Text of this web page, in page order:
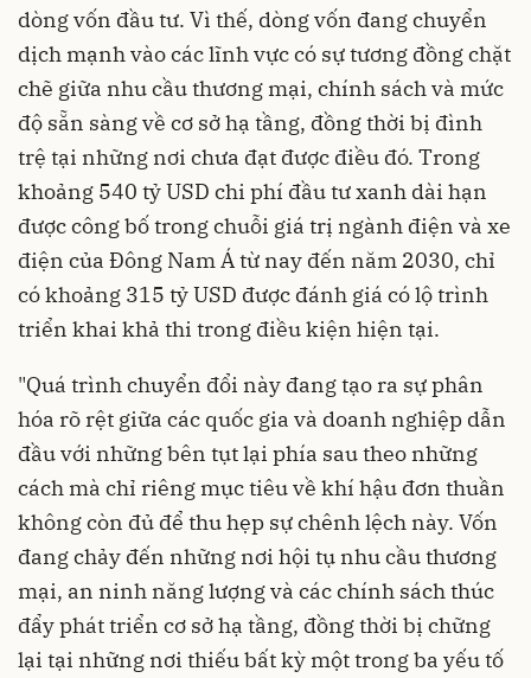
dòng vốn đầu tư. Vì thế, dòng vốn đang chuyển
dịch mạnh vào các lĩnh vực có sự tương đồng chặt
chẽ giữa nhu cầu thương mại, chính sách và mức
độ sẵn sàng về cơ sở hạ tầng, đồng thời bị đình
trệ tại những nơi chưa đạt được điều đó. Trong
khoảng 540 tỷ USD chi phí đầu tư xanh dài hạn
được công bố trong chuỗi giá trị ngành điện và xe
điện của Đông Nam Á từ nay đến năm 2030, chỉ
có khoảng 315 tỷ USD được đánh giá có lộ trình
triển khai khả thi trong điều kiện hiện tại.
"Quá trình chuyển đổi này đang tạo ra sự phân
hóa rõ rệt giữa các quốc gia và doanh nghiệp dẫn
đầu với những bên tụt lại phía sau theo những
cách mà chỉ riêng mục tiêu về khí hậu đơn thuần
không còn đủ để thu hẹp sự chênh lệch này. Vốn
đang chảy đến những nơi hội tụ nhu cầu thương
mại, an ninh năng lượng và các chính sách thúc
đẩy phát triển cơ sở hạ tầng, đồng thời bị chững
lại tại những nơi thiếu bất kỳ một trong ba yếu tố